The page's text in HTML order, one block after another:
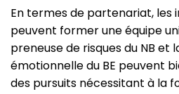
En termes de partenariat, les
peuvent former une équipe
preneuse de risques du NB et
émotionnelle du BE peuvent
des pursuits nécessitant à la